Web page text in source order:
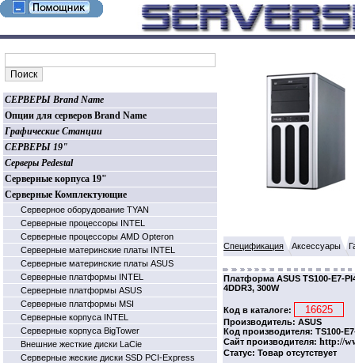
СЕРВЕРЫ Brand Name
Опции для серверов Brand Name
Графические Станции
СЕРВЕРЫ 19"
Серверы Pedestal
Серверные корпуса 19"
Серверные Комплектующие
Серверное оборудование TYAN
Серверные процессоры INTEL
Серверные процессоры AMD Opteron
Серверные материнские платы INTEL
Серверные материнские платы ASUS
Серверные платформы INTEL
Серверные платформы ASUS
Серверные платформы MSI
Серверные корпуса INTEL
Серверные корпуса BigTower
Внешние жесткие диски LaCie
Серверные жеские диски SSD PCI-Express
Спецификация Аксессуары
Платформа ASUS TS100-E7-
4DDR3, 300W
Код в каталоге:
Производитель: ASUS
Код производителя: TS100-
Сайт производителя: http://
Статус: Товар отсутствует